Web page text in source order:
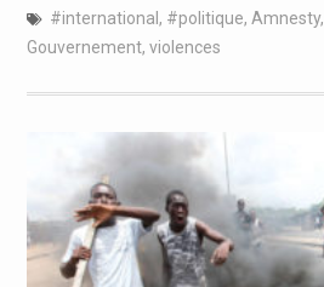
#international , #politique, Amnesty,
Gouvernement, violences